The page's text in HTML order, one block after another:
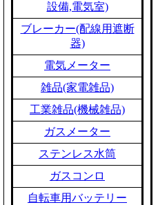
設備,電気室)
ブレーカー(配線用遮断
器)
電気メーター
雑品(家電雑品)
工業雑品(機械雑品)
ガスメーター
ステンレス水筒
ガスコンロ
自転車用バッテリー